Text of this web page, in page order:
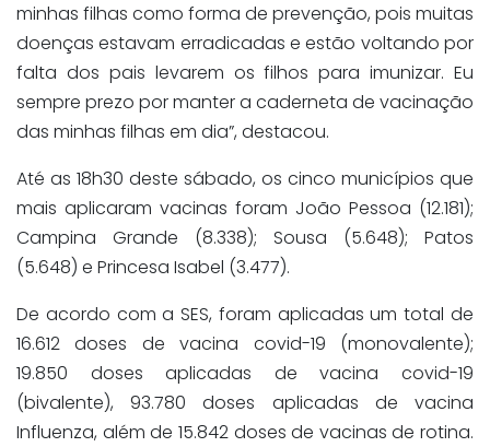
minhas filhas como forma de prevenção, pois muitas
doenças estavam erradicadas e estão voltando por
falta dos pais levarem os filhos para imunizar. Eu
sempre prezo por manter a caderneta de vacinação
das minhas filhas em dia”, destacou.
Até as 18h30 deste sábado, os cinco municípios que
mais aplicaram vacinas foram João Pessoa (12.181);
Campina Grande (8.338); Sousa (5.648); Patos
(5.648) e Princesa Isabel (3.477).
De acordo com a SES, foram aplicadas um total de
16.612 doses de vacina covid-19 (monovalente);
19.850 doses aplicadas de vacina covid-19
(bivalente), 93.780 doses aplicadas de vacina
Influenza, além de 15.842 doses de vacinas de rotina.